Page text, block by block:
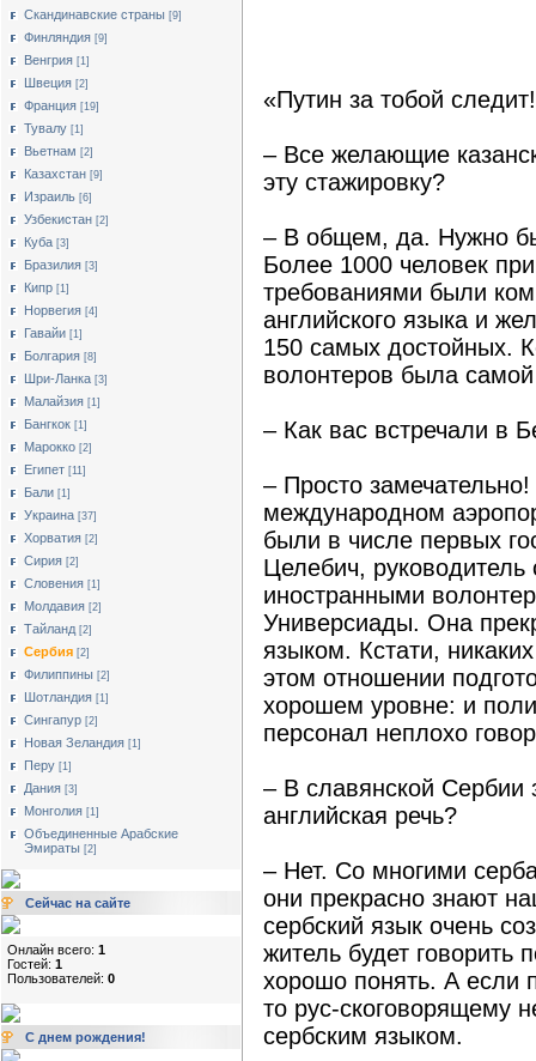
Скандинавские страны [9]
Финляндия [9]
Венгрия [1]
Швеция [2]
Франция [19]
Тувалу [1]
Вьетнам [2]
Казахстан [9]
Израиль [6]
Узбекистан [2]
Куба [3]
Бразилия [3]
Кипр [1]
Норвегия [4]
Гавайи [1]
Болгария [8]
Шри-Ланка [3]
Малайзия [1]
Бангкок [1]
Марокко [2]
Египет [11]
Бали [1]
Украина [37]
Хорватия [2]
Сирия [2]
Словения [1]
Молдавия [2]
Тайланд [2]
Сербия [2]
Филиппины [2]
Шотландия [1]
Сингапур [2]
Новая Зеландия [1]
Перу [1]
Дания [3]
Монголия [1]
Объединенные Арабские
Эмираты [2]
Сейчас на сайте
Онлайн всего: 1
Гостей: 1
Пользователей: 0
С днем рождения!
«Путин за тобой
– Все желающие
эту стажировку?
– В общем, да. Нужно
Более 1000 человек
требованиями были
английского языка и
150 самых достойных.
волонтеров была
– Как вас встречали в
– Просто
международном
были в числе первых
Целебич,
иностранными
Универсиады. Она
языком. Кстати,
этом отношении
хорошем уровне: и
персонал неплохо
– В славянской Сербии
английская речь?
– Нет. Со многими
они прекрасно знают
сербский язык очень
житель будет говорить
хорошо понять. А если
то рус-скоговорящему
сербским языком.